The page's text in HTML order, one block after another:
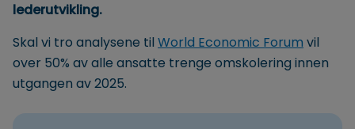
lederutvikling.
Skal vi tro analysene til World Economic Forum vil
over 50% av alle ansatte trenge omskolering innen
utgangen av 2025.